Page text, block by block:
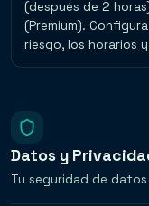
(después de 2
(Premium).
riesgo, los horarios
Datos y
Tu seguridad de